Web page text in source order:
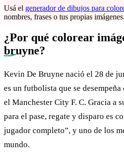
Usá el generador de dibujos para
nombres, frases o tus propias imágenes.
¿Por qué colorear
bruyne?
Kevin De Bruyne nació el 28 de
es un futbolista que se
el Manchester City F. C. Gracia a
para el pase, regate y disparo es
jugador completo”, y uno de los
mundo.